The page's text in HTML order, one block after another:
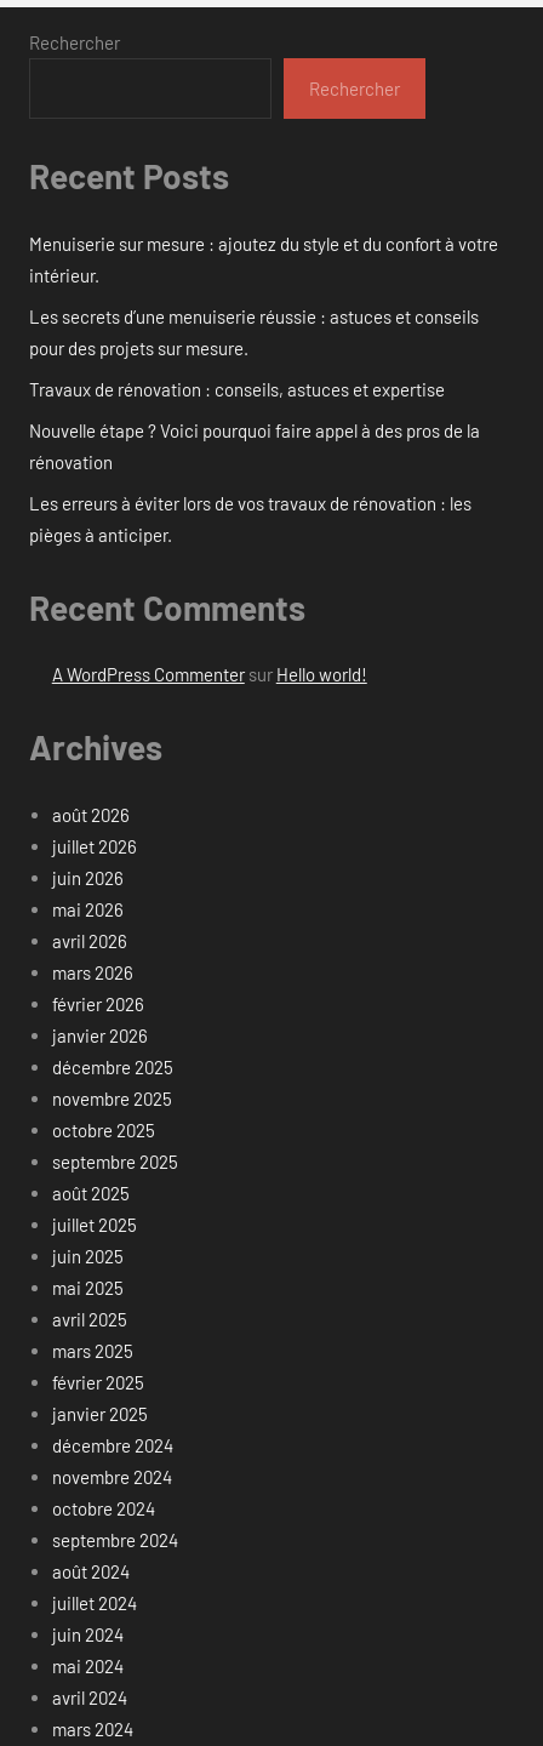
Rechercher
Rechercher
Recent Posts
Menuiserie sur mesure : ajoutez du style et du confort à votre
intérieur.
Les secrets d’une menuiserie réussie : astuces et conseils
pour des projets sur mesure.
Travaux de rénovation : conseils, astuces et expertise
Nouvelle étape ? Voici pourquoi faire appel à des pros de la
rénovation
Les erreurs à éviter lors de vos travaux de rénovation : les
pièges à anticiper.
Recent Comments
A WordPress Commentersur Hello world!
Archives
août 2026
juillet 2026
juin 2026
mai 2026
avril 2026
mars 2026
février 2026
janvier 2026
décembre 2025
novembre 2025
octobre 2025
septembre 2025
août 2025
juillet 2025
juin 2025
mai 2025
avril 2025
mars 2025
février 2025
janvier 2025
décembre 2024
novembre 2024
octobre 2024
septembre 2024
août 2024
juillet 2024
juin 2024
mai 2024
avril 2024
mars 2024